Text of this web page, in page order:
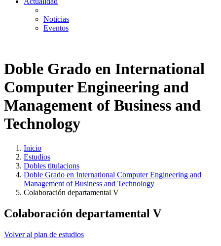
Noticias
Eventos
Doble Grado en International
Computer Engineering and
Management of Business and
Technology
Inicio
Estudios
Dobles titulacions
Doble Grado en International Computer Engineering and
Management of Business and Technology
Colaboración departamental V
Colaboración departamental V
Volver al plan de estudios